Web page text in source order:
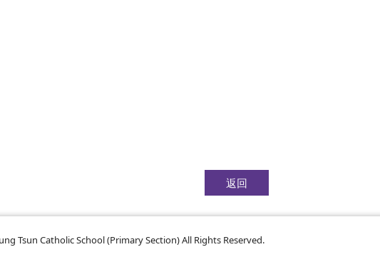
返回
Tsun Catholic School (Primary Section) All Rights Reserved.